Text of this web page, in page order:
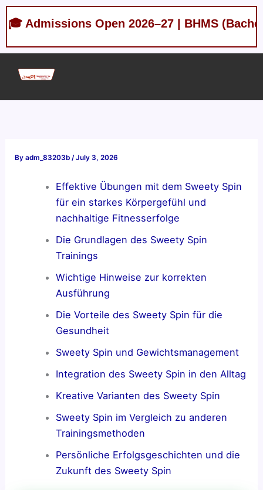
Skip
Open 2026–27 | BHMS (Bachelor of
Byadm_83203b/July 3, 2026
Effektive Übungen mit dem Sweety Spin
für ein starkes Körpergefühl und
nachhaltige Fitnesserfolge
Die Grundlagen des Sweety Spin
Trainings
Wichtige Hinweise zur korrekten
Ausführung
Die Vorteile des Sweety Spin für die
Gesundheit
Sweety Spin und Gewichtsmanagement
Integration des Sweety Spin in den Alltag
Kreative Varianten des Sweety Spin
Sweety Spin im Vergleich zu anderen
Trainingsmethoden
Persönliche Erfolgsgeschichten und die
Zukunft des Sweety Spin